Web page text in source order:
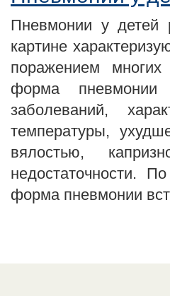
Пневмонии у детей
картине
поражением
форма пневмонии
заболеваний,
температуры,
вялостью,
недостаточности.
форма пневмонии